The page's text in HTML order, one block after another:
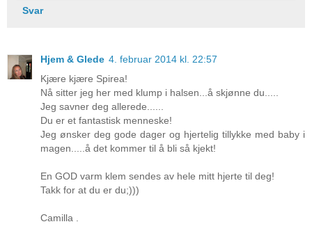
Svar
Hjem & Glede 4. februar 2014 kl. 22:57
Kjære kjære Spirea!
Nå sitter jeg her med klump i halsen...å skjønne du.....
Jeg savner deg allerede......
Du er et fantastisk menneske!
Jeg ønsker deg gode dager og hjertelig tillykke med baby i
magen.....å det kommer til å bli så kjekt!
En GOD varm klem sendes av hele mitt hjerte til deg!
Takk for at du er du;)))
Camilla .